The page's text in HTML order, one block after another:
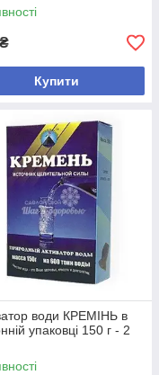
₴
Купити
води КРЕМІНЬ в
упаковці 150 г - 2